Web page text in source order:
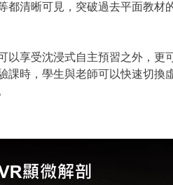
都清晰可見，突破過去平面教材
以享受沈浸式自主預習之外，更
課時，學生與老師可以快速切換